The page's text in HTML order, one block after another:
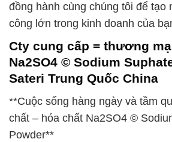
đồng hành cùng chúng tôi để tạo
công lớn trong kinh doanh của
Cty cung cấp = thương
Na2SO4 © Sodium
Sateri Trung Quốc China
**Cuộc sống hàng ngày và tầm
chất – hóa chất Na2SO4 ©
Powder**